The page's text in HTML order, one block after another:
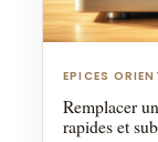
EPICES
Remplacer
rapides et